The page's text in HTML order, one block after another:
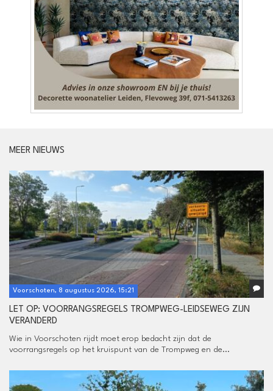
MEER NIEUWS
Voorschoten, 8 augustus 2026, 15:21
LET OP: VOORRANGSREGELS TROMPWEG-LEIDSEWEG ZIJN
VERANDERD
Wie in Voorschoten rijdt moet erop bedacht zijn dat de
voorrangsregels op het kruispunt van de Trompweg en de...